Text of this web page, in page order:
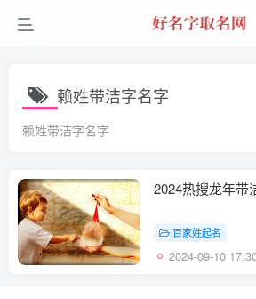
赖姓带洁字名字
赖姓带洁字名字
2024热搜龙年带
百家姓起名
2024-09-10